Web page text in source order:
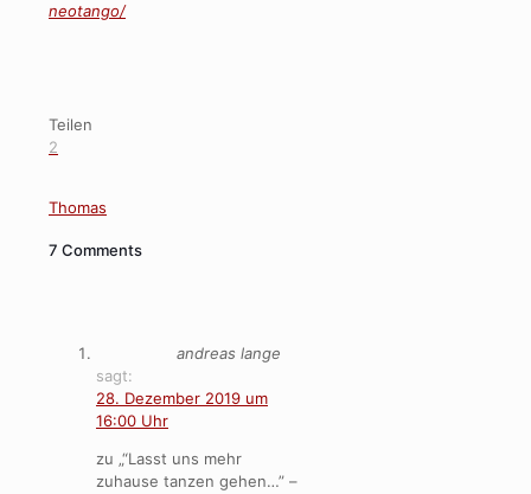
neotango/
Teilen
2
Thomas
7 Comments
andreas lange
sagt:
28. Dezember 2019 um
16:00 Uhr
zu „“Lasst uns mehr
zuhause tanzen gehen…” –